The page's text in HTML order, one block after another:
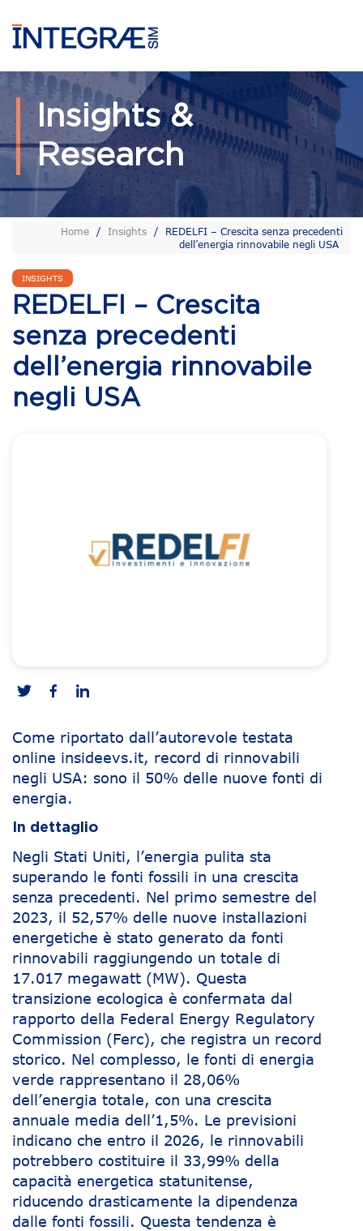
Insights &
Research
Home / Insights /
REDELFI – Crescita senza precedenti
dell’energia rinnovabile negli USA
INSIGHTS
REDELFI – Crescita
senza precedenti
dell’energia rinnovabile
negli USA
Come riportato dall’autorevole testata
online insideevs.it, record di rinnovabili
negli USA: sono il 50% delle nuove fonti di
energia.
In dettaglio
Negli Stati Uniti, l’energia pulita sta
superando le fonti fossili in una crescita
senza precedenti. Nel primo semestre del
2023, il 52,57% delle nuove installazioni
energetiche è stato generato da fonti
rinnovabili raggiungendo un totale di
17.017 megawatt (MW). Questa
transizione ecologica è confermata dal
rapporto della Federal Energy Regulatory
Commission (Ferc), che registra un record
storico. Nel complesso, le fonti di energia
verde rappresentano il 28,06%
dell’energia totale, con una crescita
annuale media dell’1,5%. Le previsioni
indicano che entro il 2026, le rinnovabili
potrebbero costituire il 33,99% della
capacità energetica statunitense,
riducendo drasticamente la dipendenza
dalle fonti fossili. Questa tendenza è